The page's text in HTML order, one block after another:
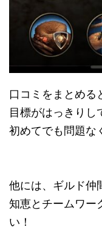
口コミをまとめる
目標がはっきりし
初めてでも問題な
他には、ギルド仲
知恵とチームワー
い！